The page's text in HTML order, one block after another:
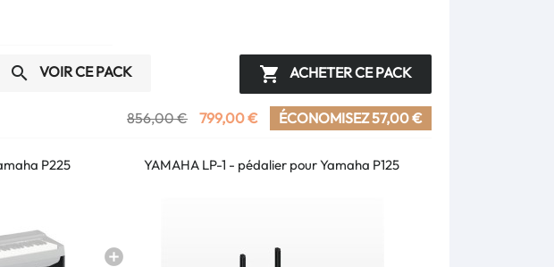
 VOIR CE PACK  ACHETER CE PACK
856,00 € 799,00 € ÉCONOMISEZ 57,00 €
P225 YAMAHA LP-1 - pédalier pour Yamaha P125